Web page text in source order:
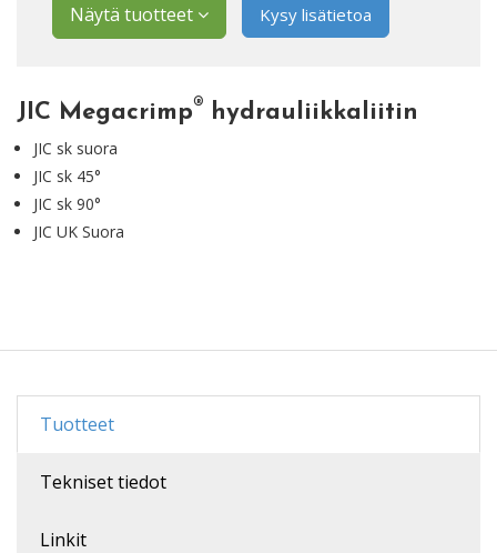
Näytä tuotteet Kysy lisätietoa
JIC Megacrimp® hydrauliikkaliitin
JIC sk suora
JIC sk 45°
JIC sk 90°
JIC UK Suora
Tuotteet
Tekniset tiedot
Linkit